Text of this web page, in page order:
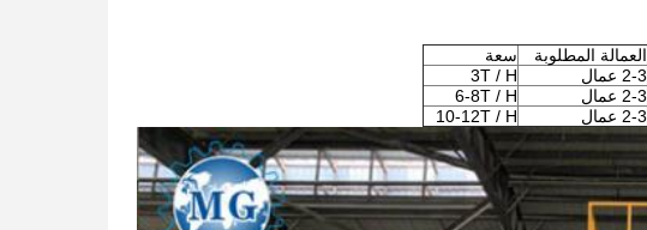
العمالة المطلوبة
سعة
2-3 عمال
3T / H
2-3 عمال
6-8T / H
2-3 عمال 10-12T / H